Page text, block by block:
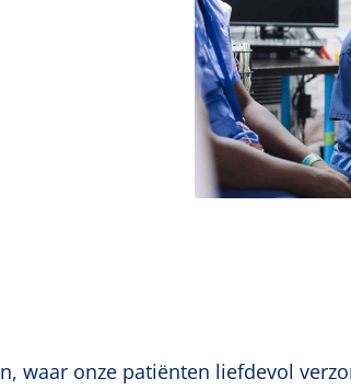
waar onze patiënten liefdevol